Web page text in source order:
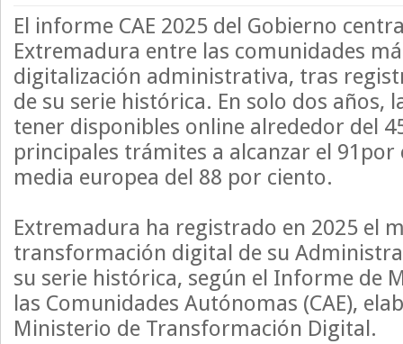
El informe CAE 2025 del Gobierno
Extremadura entre las comunidades
digitalización administrativa, tras
de su serie histórica. En solo dos años,
tener disponibles online alrededor del
principales trámites a alcanzar el
media europea del 88 por ciento.
Extremadura ha registrado en 2025 el
transformación digital de su
su serie histórica, según el Informe de
las Comunidades Autónomas (CAE),
Ministerio de Transformación Digital.